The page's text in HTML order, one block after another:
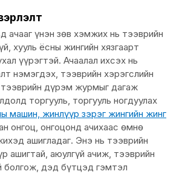
ачааг үнэн зөв хэмжих нь тээврийн
хууль ёсны жингийн хязгаарт
үүрэгтэй. Ачаалал ихсэх нь
нэмэгдэх, тээврийн хэрэгслийн
дүрэм журмыг дагаж
торгууль, торгууль ногдуулах
машин, жинлүүр зэрэг жингийн жинг
онгоц, онгоцонд ачихаас өмнө
ашигладаг. Энэ нь тээврийн
ашигтай, аюулгүй ачиж, тээврийн
болгож, дэд бүтцэд гэмтэл